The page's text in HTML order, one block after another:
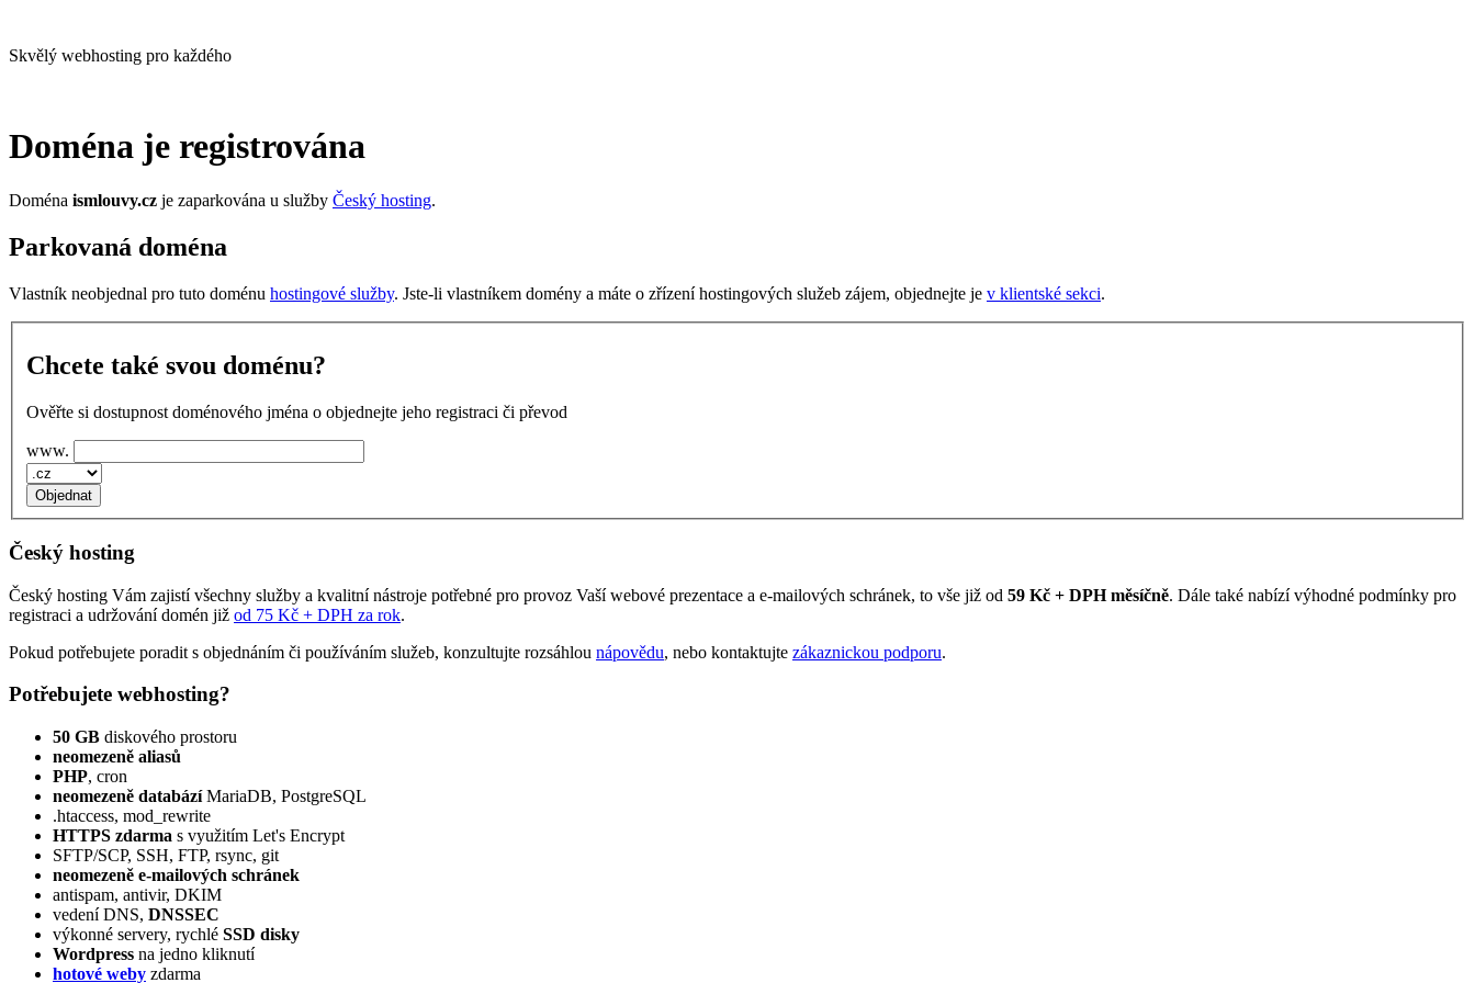
Skvělý webhosting pro každého
Doména je registrována
Doména ismlouvy.cz je zaparkována u služby Český hosting.
Parkovaná doména
Vlastník neobjednal pro tuto doménu hostingové služby. Jste-li vlastníkem domény a máte o zřízení hostingových služeb zájem, objednejte je v klientské sekci.
Chcete také svou doménu?
Ověřte si dostupnost doménového jména o objednejte jeho registraci či převod
www.
Český hosting
Český hosting Vám zajistí všechny služby a kvalitní nástroje potřebné pro provoz Vaší webové prezentace a e‑mailových schránek, to vše již od 59 Kč + DPH měsíčně. Dále také nabízí výhodné podmínky pro
registraci a udržování domén již od 75 Kč + DPH za rok.
Pokud potřebujete poradit s objednáním či používáním služeb, konzultujte rozsáhlou nápovědu, nebo kontaktujte zákaznickou podporu.
Potřebujete webhosting?
50 GB diskového prostoru
neomezeně aliasů
PHP, cron
neomezeně databázíMariaDB, PostgreSQL
.htaccess, mod_rewrite
HTTPS zdarma s využitím Let's Encrypt
SFTP/SCP, SSH, FTP, rsync, git
neomezeně e‑mailových schránek
antispam, antivir, DKIM
vedení DNS, DNSSEC
výkonné servery, rychlé SSD disky
Wordpress na jedno kliknutí
hotové weby zdarma